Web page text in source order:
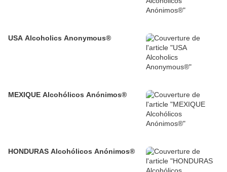
USA Alcoholics Anonymous®
MEXIQUE Alcohólicos Anónimos®
HONDURAS Alcohólicos Anónimos®